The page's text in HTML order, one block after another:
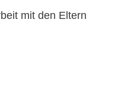
mit den Eltern